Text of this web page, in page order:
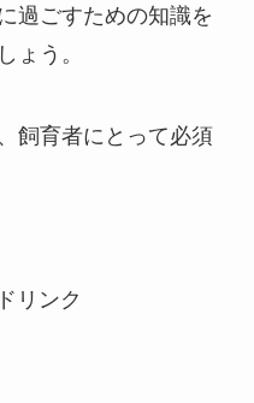
過ごすための知識を
ょう。
飼育者にとって必須
リンク